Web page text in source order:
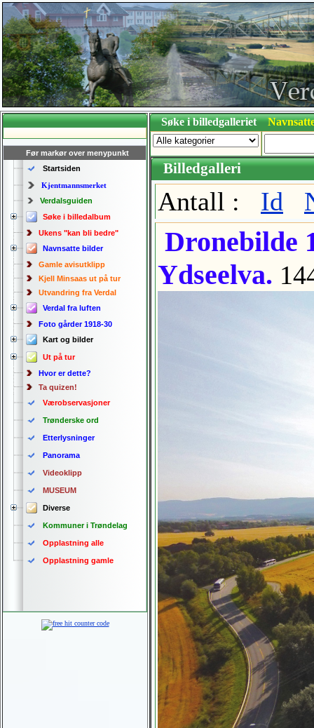
Før markør over menypunkt
Startsiden
Kjentmannsmerket
Verdalsguiden
Søke i billedalbum
Ukens "kan bli bedre"
Navnsatte bilder
Gamle avisutklipp
Kjell Minsaas ut på tur
Utvandring fra Verdal
Verdal fra luften
Foto gårder 1918-30
Kart og bilder
Ut på tur
Hvor er dette?
Ta quizen!
Værobservasjoner
Trønderske ord
Etterlysninger
Panorama
Videoklipp
MUSEUM
Diverse
Kommuner i Trøndelag
Opplastning alle
Opplastning gamle
Søke i billedgalleriet
Billedgalleri
Antall : Id
Dronebilde
Ydseelva.